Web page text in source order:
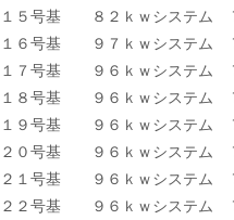
１５号基 ８２ｋｗシステム
１６号基 ９７ｋｗシステム
１７号基 ９６ｋｗシステ
１８号基 ９６ｋｗシステ
１９号基 ９６ｋｗシステ
２０号基 ９６ｋｗシステ
２１号基 ９６ｋｗシステム
２２号基 ９６ｋｗシステム